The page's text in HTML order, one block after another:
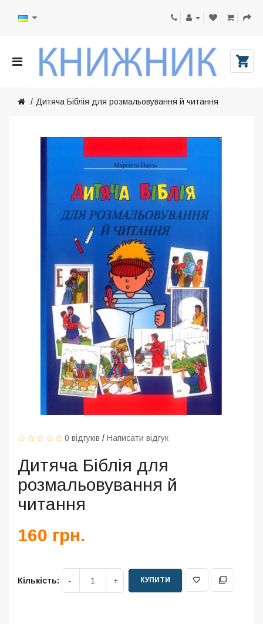
Дитяча Біблія для розмальовування й читання
0 відгуків / Написати відгук
Дитяча Біблія для
розмальовування й
читання
160 грн.
Кількість: КУПИТИ